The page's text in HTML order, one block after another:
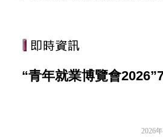
“青年就業博覽會
2026